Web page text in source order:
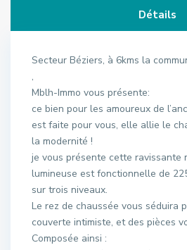
Détails
Secteur Béziers, à 6kms la
,
Mblh-Immo vous présente:
ce bien pour les amoureux de
est faite pour vous, elle allie le
la modernité !
je vous présente cette ravissante
lumineuse est fonctionnelle de
sur trois niveaux.
Le rez de chaussée vous séduira
couverte intimiste, et des pièces
Composée ainsi :